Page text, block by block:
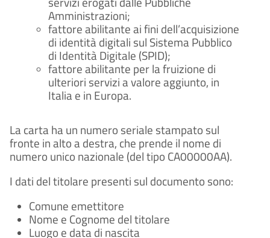
Amministrazioni;
fattore abilitante ai fini dell’acquisizione
di identità digitali sul Sistema Pubblico
di Identità Digitale (SPID);
fattore abilitante per la fruizione di
ulteriori servizi a valore aggiunto, in
Italia e in Europa.
La carta ha un numero seriale stampato sul
fronte in alto a destra, che prende il nome di
numero unico nazionale (del tipo CA00000AA).
I dati del titolare presenti sul documento sono:
Comune emettitore
Nome e Cognome del titolare
Luogo e data di nascita